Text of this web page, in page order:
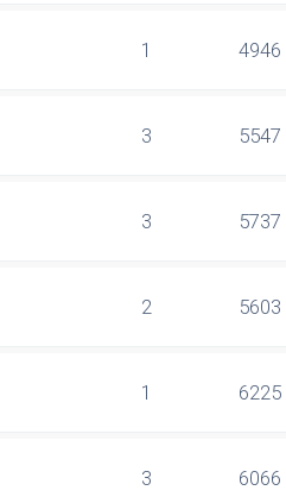
1 4946
3 5547
3 5737
2 5603
1 6225
3 6066